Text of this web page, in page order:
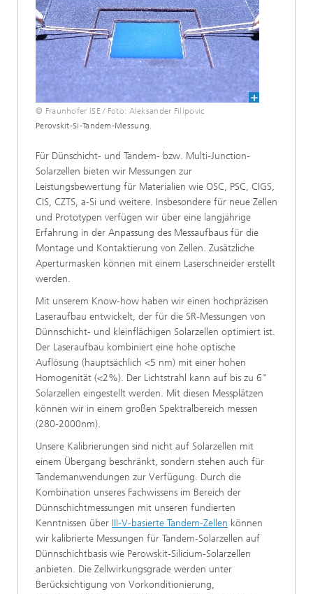
© Fraunhofer ISE / Foto: Aleksander Filipovic
Perovskit-Si-Tandem-Messung.
Für Dünschicht- und Tandem- bzw. Multi-Junction-
Solarzellen bieten wir Messungen zur
Leistungsbewertung für Materialien wie OSC, PSC, CIGS,
CIS, CZTS, a-Si und weitere. Insbesondere für neue Zellen
und Prototypen verfügen wir über eine langjährige
Erfahrung in der Anpassung des Messaufbaus für die
Montage und Kontaktierung von Zellen. Zusätzliche
Aperturmasken können mit einem Laserschneider erstellt
werden.
Mit unserem Know-how haben wir einen hochpräzisen
Laseraufbau entwickelt, der für die SR-Messungen von
Dünnschicht- und kleinflächigen Solarzellen optimiert ist.
Der Laseraufbau kombiniert eine hohe optische
Auflösung (hauptsächlich <5 nm) mit einer hohen
Homogenität (<2%). Der Lichtstrahl kann auf bis zu 6"
Solarzellen eingestellt werden. Mit diesen Messplätzen
können wir in einem großen Spektralbereich messen
(280-2000nm).
Unsere Kalibrierungen sind nicht auf Solarzellen mit
einem Übergang beschränkt, sondern stehen auch für
Tandemanwendungen zur Verfügung. Durch die
Kombination unseres Fachwissens im Bereich der
Dünnschichtmessungen mit unseren fundierten
Kenntnissen über III-V-basierte Tandem-Zellen können
wir kalibrierte Messungen für Tandem-Solarzellen auf
Dünnschichtbasis wie Perowskit-Silicium-Solarzellen
anbieten. Die Zellwirkungsgrade werden unter
Berücksichtigung von Vorkonditionierung,